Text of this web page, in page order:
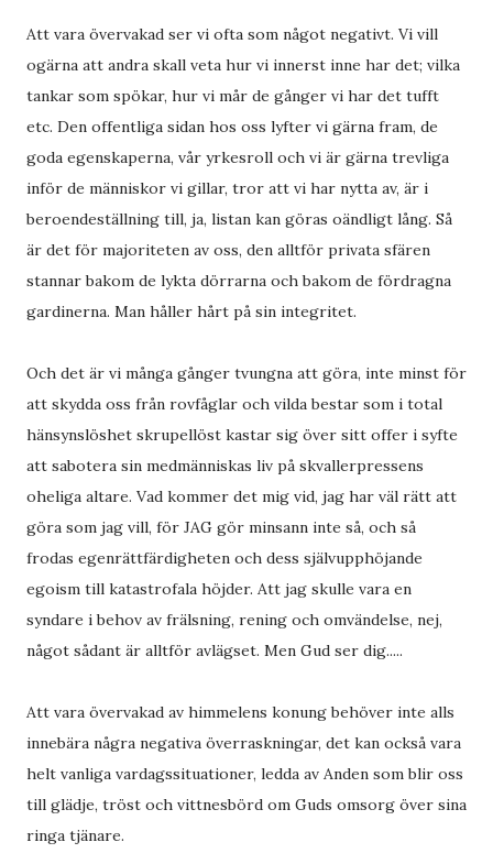
Att vara övervakad ser vi ofta som något negativt. Vi vill
ogärna att andra skall veta hur vi innerst inne har det; vilka
tankar som spökar, hur vi mår de gånger vi har det tufft
etc. Den offentliga sidan hos oss lyfter vi gärna fram, de
goda egenskaperna, vår yrkesroll och vi är gärna trevliga
inför de människor vi gillar, tror att vi har nytta av, är i
beroendeställning till, ja, listan kan göras oändligt lång. Så
är det för majoriteten av oss, den alltför privata sfären
stannar bakom de lykta dörrarna och bakom de fördragna
gardinerna. Man håller hårt på sin integritet.
Och det är vi många gånger tvungna att göra, inte minst för
att skydda oss från rovfåglar och vilda bestar som i total
hänsynslöshet skrupellöst kastar sig över sitt offer i syfte
att sabotera sin medmänniskas liv på skvallerpressens
oheliga altare. Vad kommer det mig vid, jag har väl rätt att
göra som jag vill, för JAG gör minsann inte så, och så
frodas egenrättfärdigheten och dess självupphöjande
egoism till katastrofala höjder. Att jag skulle vara en
syndare i behov av frälsning, rening och omvändelse, nej,
något sådant är alltför avlägset. Men Gud ser dig.....
Att vara övervakad av himmelens konung behöver inte alls
innebära några negativa överraskningar, det kan också vara
helt vanliga vardagssituationer, ledda av Anden som blir oss
till glädje, tröst och vittnesbörd om Guds omsorg över sina
ringa tjänare.